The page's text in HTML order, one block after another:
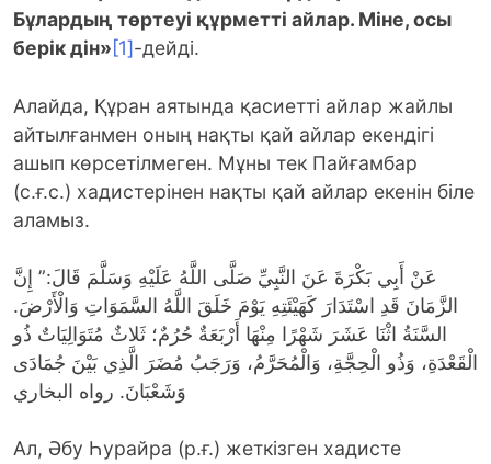
Бұлардың төртеуі құрметті айлар. Міне, осы
берік дін»[1]-дейді.
Алайда, Құран аятында қасиетті айлар жайлы
айтылғанмен оның нақты қай айлар екендігі
ашып көрсетілмеген. Мұны тек Пайғамбар
(с.ғ.с.) хадистерінен нақты қай айлар екенін біле
аламыз.
عَنْ أَبِي بَكْرَةَ عَنَ النَّبِيِّ صَلَّى اللَّهُ عَلَيْهِ وَسَلَّمَ قَالَ:” إِنَّ
الزَّمَانَ قَدِ اسْتَدَارَ كَهَيْئَتِهِ يَوْمَ خَلَقَ اللَّهُ السَّمَوَاتِ وَالْأَرْضَ.
السَّنَةُ اثْنَا عَشَرَ شَهْرًا مِنْهَا أَرْبَعَةٌ حُرُمٌ؛ ثَلاثٌ مُتَوَالِيَاتٌ ذُو
الْقَعْدَةِ، وَذُو الْحِجَّةِ، وَالْمُحَرَّمُ، وَرَجَبُ مُضَرَ الَّذِي بَيْنَ جُمَادَى
وَشَعْبَانَ. رواه البخاري
Ал, Әбу Һурайра (р.ғ.) жеткізген хадисте